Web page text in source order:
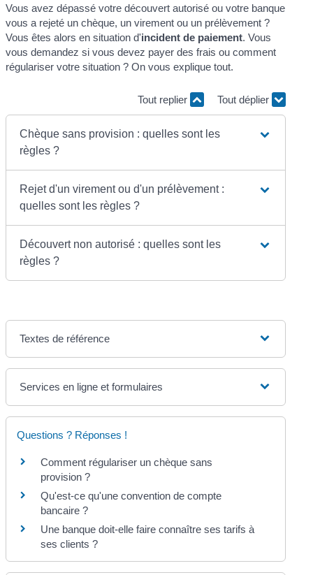
Vous avez dépassé votre découvert autorisé ou votre banque
vous a rejeté un chèque, un virement ou un prélèvement ?
Vous êtes alors en situation d'incident de paiement. Vous
vous demandez si vous devez payer des frais ou comment
régulariser votre situation ? On vous explique tout.
Tout replier Tout déplier
Chèque sans provision : quelles sont les
règles ?
Rejet d'un virement ou d'un prélèvement :
quelles sont les règles ?
Découvert non autorisé : quelles sont les
règles ?
Textes de référence
Services en ligne et formulaires
Questions ? Réponses !
Comment régulariser un chèque sans
provision ?
Qu'est-ce qu'une convention de compte
bancaire ?
Une banque doit-elle faire connaître ses tarifs à
ses clients ?